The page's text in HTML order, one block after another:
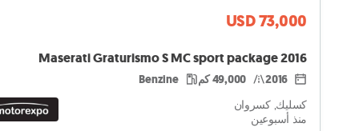
USD 73,000
Maserati Graturismo S MC sport package 2016
2016 49,000 كم Benzine
كسليك, كسروان
منذ أسبوعين